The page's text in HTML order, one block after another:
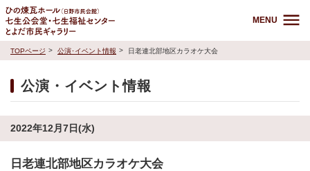
MENU
TOPページ 公演･イベント情報 日老連北部地区カラオケ大会
公演・イベント情報
2022年12月7日(水)
日老連北部地区カラオケ大会